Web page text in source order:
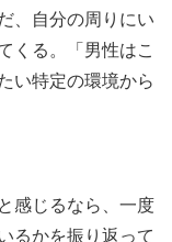
、自分の周りにい
くる。「男性はこ
い特定の環境から
感じるなら、一度
るかを振り返って